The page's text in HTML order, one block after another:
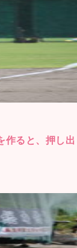
作ると、押し